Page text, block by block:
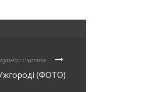
стаття
(ФОТО)